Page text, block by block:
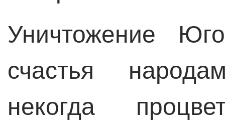
Уничтожение
счастья
некогда